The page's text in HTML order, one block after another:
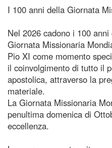
I 100 anni della Giornata
Nel 2026 cadono i 100
Giornata Missionaria
Pio XI come momento
il coinvolgimento di tutto il
apostolica, attraverso la
materiale.
La Giornata Missionaria
penultima domenica di
eccellenza.